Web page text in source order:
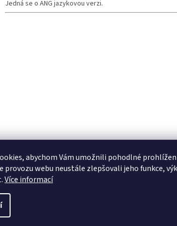
abychom Vám umožnili pohodlné
provozu webu neustále zlepšovali jeho funkce,
Více informací
Jedná se o ANG jazykovou verzi.